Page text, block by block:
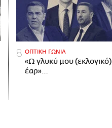
ΟΠΤΙΚΗ ΓΩΝΙΑ
«Ω γλυκύ μου (εκλογικό)
έαρ»…